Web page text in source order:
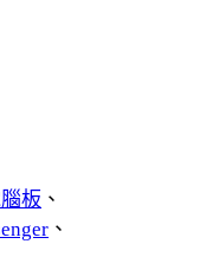
板 、
、